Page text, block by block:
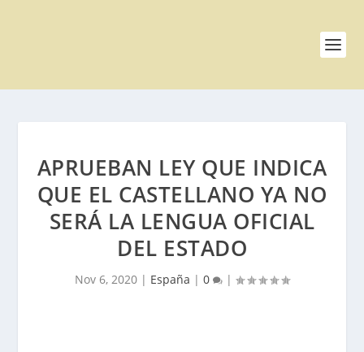
APRUEBAN LEY QUE INDICA
QUE EL CASTELLANO YA NO
SERÁ LA LENGUA OFICIAL
DEL ESTADO
Nov 6, 2020 | España | 0 |